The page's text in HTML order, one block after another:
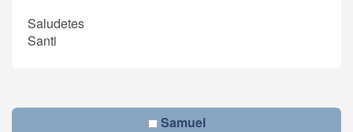
Saludetes
Santi
Samuel